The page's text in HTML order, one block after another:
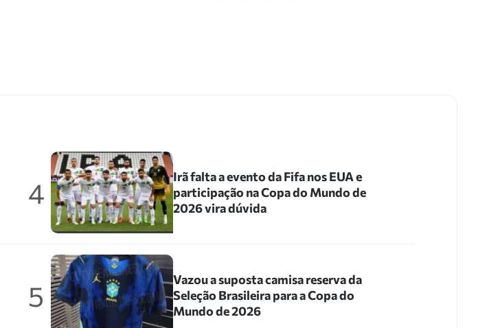
4
Irã falta a evento da Fifa nos EUA e
participação na Copa do Mundo de
2026 vira dúvida
5
Vazou a suposta camisa reserva da
Seleção Brasileira para a Copa do
Mundo de 2026